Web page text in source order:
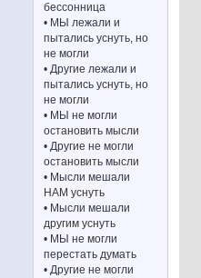
бессонница
• МЫ лежали и
пытались уснуть, но
не могли
• Другие лежали и
пытались уснуть, но
не могли
• МЫ не могли
остановить мысли
• Другие не могли
остановить мысли
• Мысли мешали
НАМ уснуть
• Мысли мешали
другим уснуть
• МЫ не могли
перестать думать
• Другие не могли